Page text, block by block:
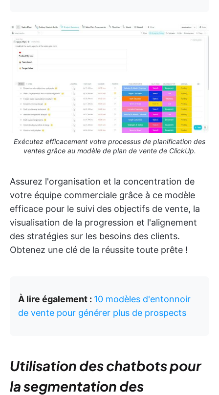
Exécutez efficacement votre processus de planification des
ventes grâce au modèle de plan de vente de ClickUp.
Assurez l'organisation et la concentration de
votre équipe commerciale grâce à ce modèle
efficace pour le suivi des objectifs de vente, la
visualisation de la progression et l'alignement
des stratégies sur les besoins des clients.
Obtenez une clé de la réussite toute prête !
À lire également : 10 modèles d'entonnoir
de vente pour générer plus de prospects
Utilisation des chatbots pour
la segmentation des